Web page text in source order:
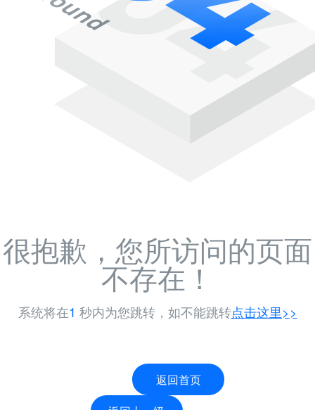
很抱歉，您所访问的页面
不存在！
系统将在-1 秒内为您跳转，如不能跳转点击这里>>
返回首页